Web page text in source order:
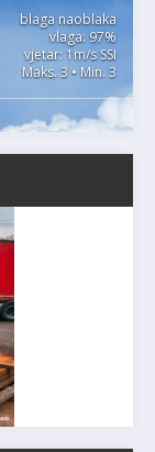
blaga naoblaka
vlaga: 97%
vjetar: 1m/s SSI
Maks. 3 • Min. 3